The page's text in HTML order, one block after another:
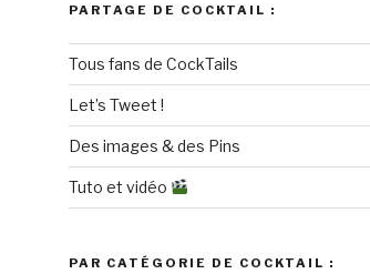
PARTAGE DE COCKTAIL :
Tous fans de CockTails
Let’s Tweet !
Des images & des Pins
Tuto et vidéo
PAR CATÉGORIE DE COCKTAIL :